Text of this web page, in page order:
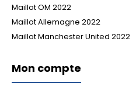
Maillot OM 2022
Maillot Allemagne 2022
Maillot Manchester United 2022
Mon compte